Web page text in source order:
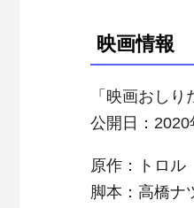
映画情報
「映画おし
公開日：2020
原作：トロル
脚本：高橋ナ